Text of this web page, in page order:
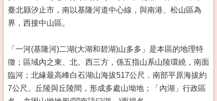
臺北縣汐止市，南以基隆河道中心線，與南港、松山區為
界，西接中山區。
「一河(基隆河)二湖(大湖和碧湖)山多多」是本區的地理特
徵；區域內之東、北、西三方，係五指山系山陵環繞，南面
臨河；北緣最高峰白石湖山海拔517公尺．南部平原海拔約
7公尺。丘陵與丘陵間，形成多處山坳地；「內湖」行政區